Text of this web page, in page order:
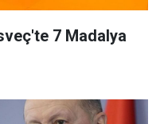
7 Madalya